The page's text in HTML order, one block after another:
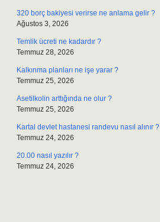
320 borç bakiyesi verirse ne anlama gelir ?
Ağustos 3, 2026
Temlik ücreti ne kadardır ?
Temmuz 28, 2026
Kalkınma planları ne işe yarar ?
Temmuz 25, 2026
Asetilkolin arttığında ne olur ?
Temmuz 25, 2026
Kartal devlet hastanesi randevu nasıl alınır ?
Temmuz 24, 2026
20.00 nasıl yazılır ?
Temmuz 24, 2026